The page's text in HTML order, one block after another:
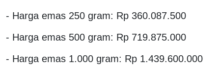
- Harga emas 250 gram: Rp 360.087.500
- Harga emas 500 gram: Rp 719.875.000
- Harga emas 1.000 gram: Rp 1.439.600.000